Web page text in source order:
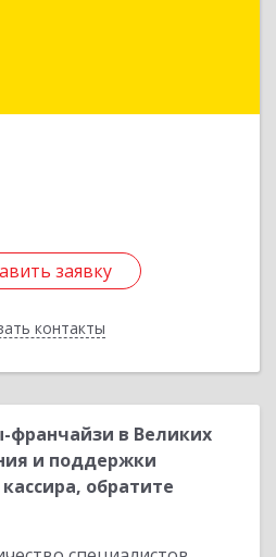
заявку
контакты
заявку
Назад
в Великих
и поддержки
обратите